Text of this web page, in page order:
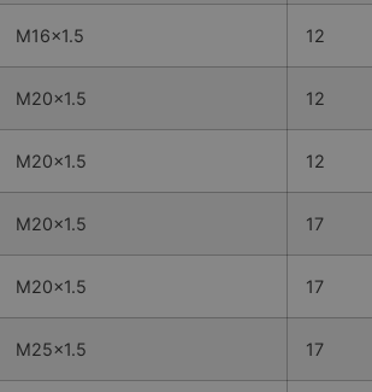
M16x1.5 12
M20x1.5 12
M20x1.5 12
M20x1.5 17
M20x1.5 17
M25x1.5 17